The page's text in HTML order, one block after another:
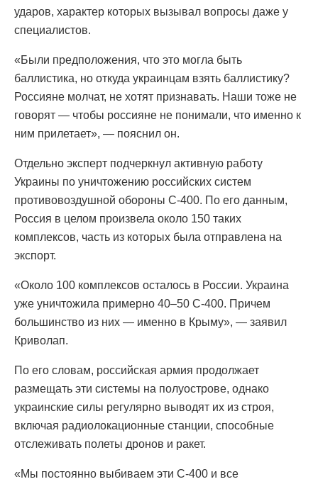
ударов, характер которых вызывал вопросы даже у
специалистов.
«Были предположения, что это могла быть
баллистика, но откуда украинцам взять баллистику?
Россияне молчат, не хотят признавать. Наши тоже не
говорят — чтобы россияне не понимали, что именно к
ним прилетает», — пояснил он.
Отдельно эксперт подчеркнул активную работу
Украины по уничтожению российских систем
противовоздушной обороны С-400. По его данным,
Россия в целом произвела около 150 таких
комплексов, часть из которых была отправлена на
экспорт.
«Около 100 комплексов осталось в России. Украина
уже уничтожила примерно 40–50 С-400. Причем
большинство из них — именно в Крыму», — заявил
Криволап.
По его словам, российская армия продолжает
размещать эти системы на полуострове, однако
украинские силы регулярно выводят их из строя,
включая радиолокационные станции, способные
отслеживать полеты дронов и ракет.
«Мы постоянно выбиваем эти С-400 и все